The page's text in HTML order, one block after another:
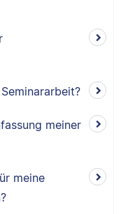
meiner
meine